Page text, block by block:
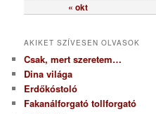
« okt
AKIKET SZÍVESEN OLVASOK
Csak, mert szeretem…
Dina világa
Erdőkóstoló
Fakanálforgató tollforgató